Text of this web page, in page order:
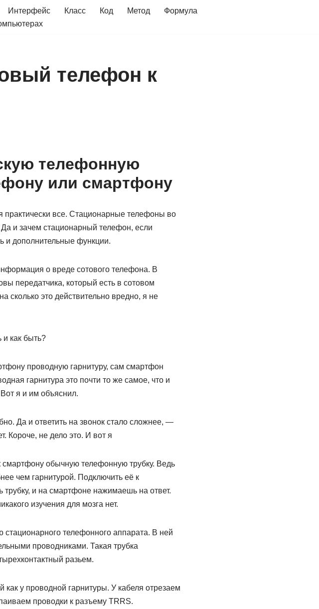
Интерфейс Класс Код Метод
Формула
телефон к
телефонную
или смартфону
все. Стационарные телефоны во
Да и зачем стационарный телефон, если
и дополнительные функции.
о вреде сотового телефона. В
передатчика, который есть в сотовом
сколько это действительно вредно, я не
и как быть?
проводную гарнитуру, сам смартфон
гарнитура это почти то же самое, что и
Вот я и им объяснил.
Да и ответить на звонок стало сложнее, —
Короче, не дело это. И вот я
обычную телефонную трубку. Ведь
чем гарнитурой. Подключить её к
и на смартфоне нажимаешь на ответ.
изучения для мозга нет.
стационарного телефонного аппарата. В ней
проводниками. Такая трубка
разьем.
как у проводной гарнитуры. У кабеля отрезаем
проводки к разъему TRRS.